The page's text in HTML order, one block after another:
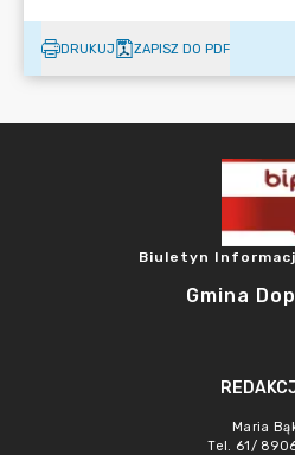
DRUKUJ ZAPISZ DO PDF
Biuletyn
Gmina
Maria
Tel. 61/